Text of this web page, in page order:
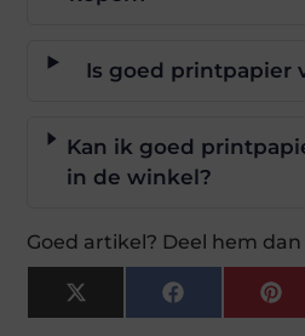
Is goed printpapier
Kan ik goed
in de winkel?
Goed artikel? Deel hem dan
X
(Twitter)
Facebook